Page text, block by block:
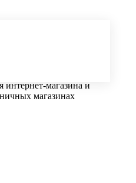
интернет-магазина и
магазинах